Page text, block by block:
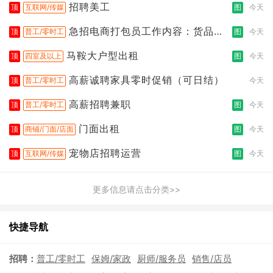
顶 互联网/传媒 招聘美工 图 今天
顶 普工/零时工 急招电商打包员工作内容：货品分
图 今天
顶 四室及以上 马鞍大户型出租 图 今天
顶 普工/零时工 高薪诚聘家具零时促销（可日结） 今天
顶 普工/零时工 高薪招聘兼职 图 今天
顶 商铺/门面/店面 门面出租 图 今天
顶 互联网/传媒 宠物店招聘运营 图 今天
更多信息请点击分类>>
快捷导航
招聘： 普工/零时工 保姆/家政 厨师/服务员 销售/店员